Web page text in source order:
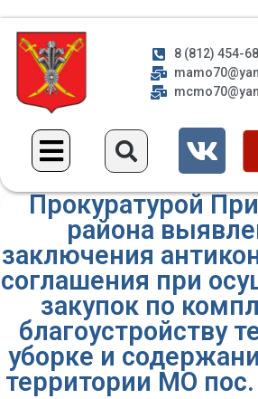
8 (812) 454-
Прокуратурой
района
заключения
соглашения при
закупок по
благоустройству
уборке и
территории МО